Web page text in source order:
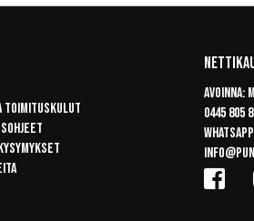
toimituskulut
Avoinna:
0445 805